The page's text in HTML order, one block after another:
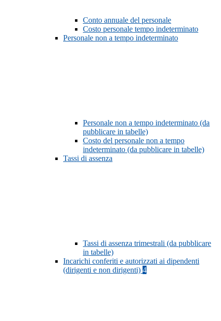
Conto annuale del personale
Costo personale tempo indeterminato
Personale non a tempo indeterminato
Personale non a tempo indeterminato (da
pubblicare in tabelle)
Costo del personale non a tempo
indeterminato (da pubblicare in tabelle)
Tassi di assenza
Tassi di assenza trimestrali (da pubblicare
in tabelle)
Incarichi conferiti e autorizzati ai dipendenti
(dirigenti e non dirigenti) 4